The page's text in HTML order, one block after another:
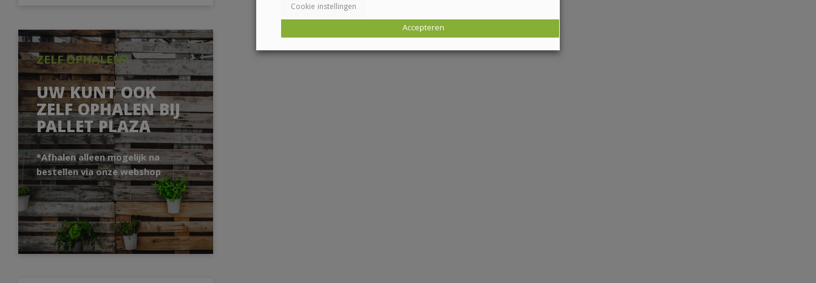
ZELF OPHALEN?
UW KUNT OOK
ZELF OPHALEN BIJ
PALLET PLAZA
*Afhalen alleen mogelijk na
bestellen via onze webshop
Cookie instellingen
Accepteren